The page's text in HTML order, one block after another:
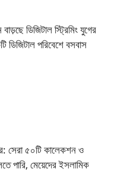
ডিজিটাল স্ট্রিমিং যুগের
ডিজিটাল পরিবেশে বসবাস
সেরা ৫০টি কালেকশন ও
পারি, মেয়েদের ইসলামিক